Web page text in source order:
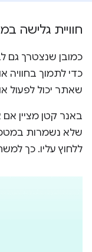
חוויית גלישה
כמובן שנצטרך גם
כדי לתמוך בחוויה
שאתר יכול לפעול
באנר קטן מציין
שלא נשמרות
ללחוץ עליו. כך